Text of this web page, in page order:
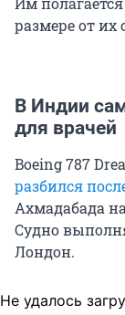
размере от их
В Индии
для врачей
Boeing 787
разбился
Ахмадабада
Судно
Лондон.
Не удалось